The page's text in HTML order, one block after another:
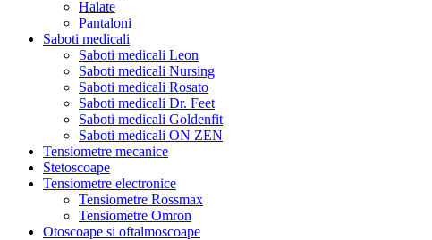
Halate
Pantaloni
Saboti medicali
Saboti medicali Leon
Saboti medicali Nursing
Saboti medicali Rosato
Saboti medicali Dr. Feet
Saboti medicali Goldenfit
Saboti medicali ON ZEN
Tensiometre mecanice
Stetoscoape
Tensiometre electronice
Tensiometre Rossmax
Tensiometre Omron
Otoscoape si oftalmoscoape